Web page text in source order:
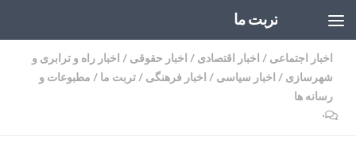
تربت ما
اخبار اجتماعی / اخبار اقتصادی / اخبار حقوقی / اخبار راه و ترابری و
شهرسازی / اخبار سیاسی / اخبار فرهنگی /تربت ما / مطبوعات و
رسانه ها
۰